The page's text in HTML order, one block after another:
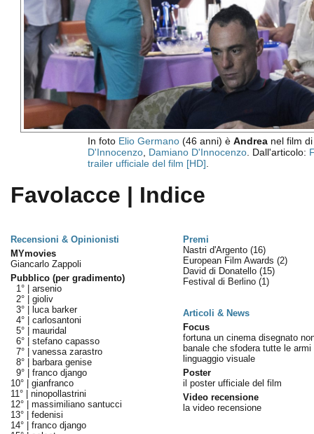
In foto Elio Germano(46 anni) è Andreanel film
D'Innocenzo, Damiano D'Innocenzo. Dall'articolo:
trailer ufficiale del film [HD]
Favolacce | Indice
Recensioni & Opinionisti
Premi
MYmovies
Giancarlo Zappoli
Pubblico (per gradimento)
1° | arsenio
2° | gioliv
3° |
luca barker
4° | carlosantoni
5° | mauridal
6° | stefano capasso
7° | vanessa zarastro
8° |
barbara genise
9° | franco django
10° | gianfranco
11° | ninopollastrini
12° | massimiliano santucci
13° | fedenisi
14° | franco django
Nastri d'Argento (16)
European Film Awards (2)
David di Donatello (15)
Festival di Berlino (1)
Articoli & News
Focus
fortuna un cinema disegnato
banale che sfodera tutte le armi
linguaggio visuale
Poster
il poster ufficiale del film
Video recensione
la video recensione